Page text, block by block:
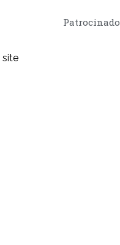
site
Patrocinado